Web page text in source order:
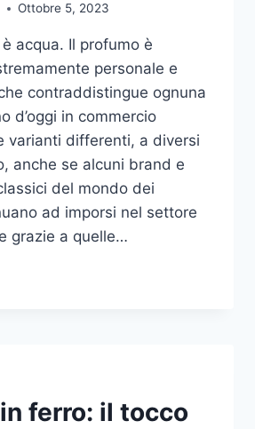
Ottobre 5, 2023
acqua. Il profumo è
personale e
contraddistingue ognuna
d’oggi in commercio
varianti differenti, a diversi
anche se alcuni brand e
del mondo dei
ad imporsi nel settore
grazie a quelle…
ferro: il tocco